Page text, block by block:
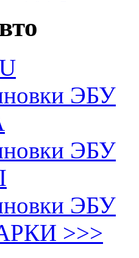
ЭБУ
ЭБУ
ЭБУ
>>>